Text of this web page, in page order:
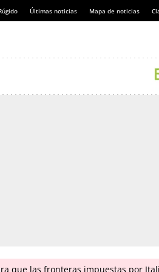
Últimas noticias Mapa de noticias
que las fronteras impuestas por